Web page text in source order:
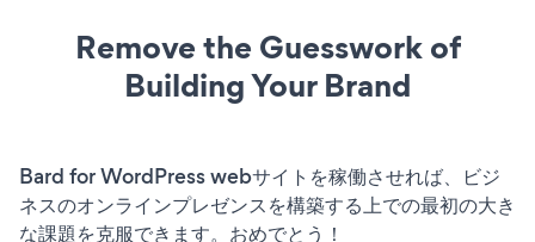
Remove the Guesswork of
Building Your Brand
Bard for WordPress webサイトを稼働させれば、ビジ
ネスのオンラインプレゼンスを構築する上での最初の大き
な課題を克服できます。おめでとう！